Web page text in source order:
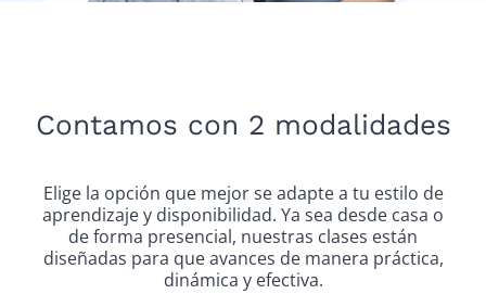
Contamos con 2 modalidades
Elige la opción que mejor se adapte a tu estilo de
aprendizaje y disponibilidad. Ya sea desde casa o
de forma presencial, nuestras clases están
diseñadas para que avances de manera práctica,
dinámica y efectiva.